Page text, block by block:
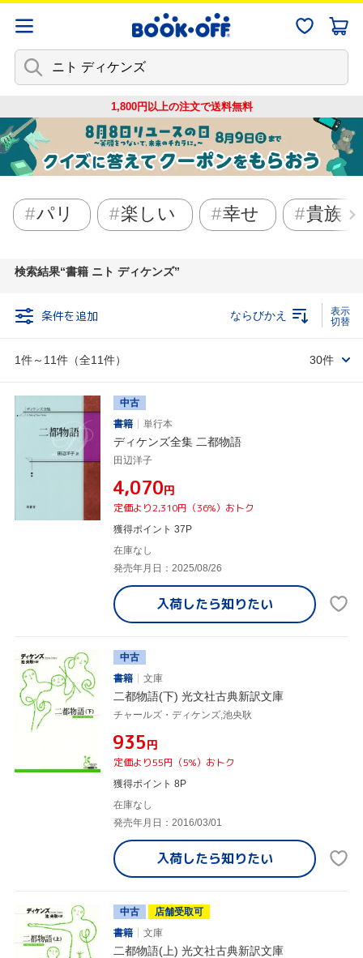
1,800円以上の注文で送料無料
パリ 楽しい 幸せ 貴族
検索結果 書籍 ニト ディケンズ
条件を追加
1件～11件（全11件）
ならびかえ
30件
中古
書籍
単行本
ディケンズ全集 二都物語
田辺洋子
¥4,070円
定価より2,310円（36%）おトク
獲得ポイント 37P
在庫なし
発売年月日：2025/08/26
入荷したら知りたい
中古
書籍
文庫
二都物語(下) 光文社古典新訳文庫
チャールズ・ディケンズ,池央耿
¥935円
定価より55円（5%）おトク
獲得ポイント 8P
在庫なし
発売年月日：2016/03/01
入荷したら知りたい
中古
店舗受取可
書籍
文庫
二都物語(上) 光文社古典新訳文庫